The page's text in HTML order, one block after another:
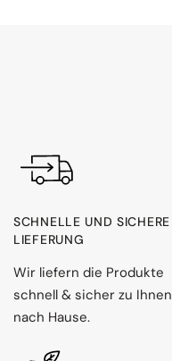
SCHNELLE UND SICHERE
LIEFERUNG
Wir liefern die Produkte
schnell & sicher zu Ihnen
nach Hause.